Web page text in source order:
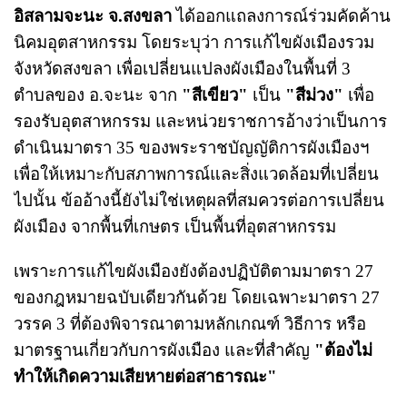
อิสลามจะนะ จ.สงขลาได้ออกแถลงการณ์ร่วมคัดค้าน
นิคมอุตสาหกรรม โดยระบุว่า การแก้ไขผังเมืองรวม
จังหวัดสงขลา เพื่อเปลี่ยนแปลงผังเมืองในพื้นที่ 3
ตำบลของ อ.จะนะ จาก "สีเขียว" เป็น "สีม่วง" เพื่อ
รองรับอุตสาหกรรม และหน่วยราชการอ้างว่าเป็นการ
ดำเนินมาตรา 35 ของพระราชบัญญัติการผังเมืองฯ
เพื่อให้เหมาะกับสภาพการณ์และสิ่งแวดล้อมที่เปลี่ยน
ไปนั้น ข้ออ้างนี้ยังไม่ใช่เหตุผลที่สมควรต่อการเปลี่ยน
ผังเมือง จากพื้นที่เกษตร เป็นพื้นที่อุตสาหกรรม
เพราะการแก้ไขผังเมืองยังต้องปฏิบัติตามมาตรา 27
ของกฎหมายฉบับเดียวกันด้วย โดยเฉพาะมาตรา 27
วรรค 3 ที่ต้องพิจารณาตามหลักเกณฑ์ วิธีการ หรือ
มาตรฐานเกี่ยวกับการผังเมือง และที่สำคัญ "ต้องไม่
ทำให้เกิดความเสียหายต่อสาธารณะ"